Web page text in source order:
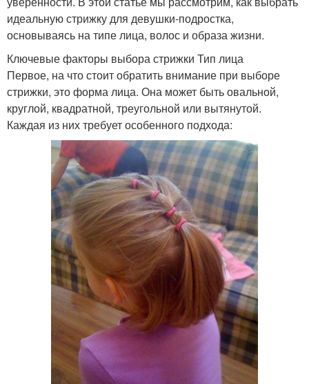
идеальную стрижку для девушки-подростка,
основываясь на типе лица, волос и образа жизни.
Ключевые факторы выбора стрижки Тип лица
Первое, на что стоит обратить внимание при выборе
стрижки, это форма лица. Она может быть овальной,
круглой, квадратной, треугольной или вытянутой.
Каждая из них требует особенного подхода: